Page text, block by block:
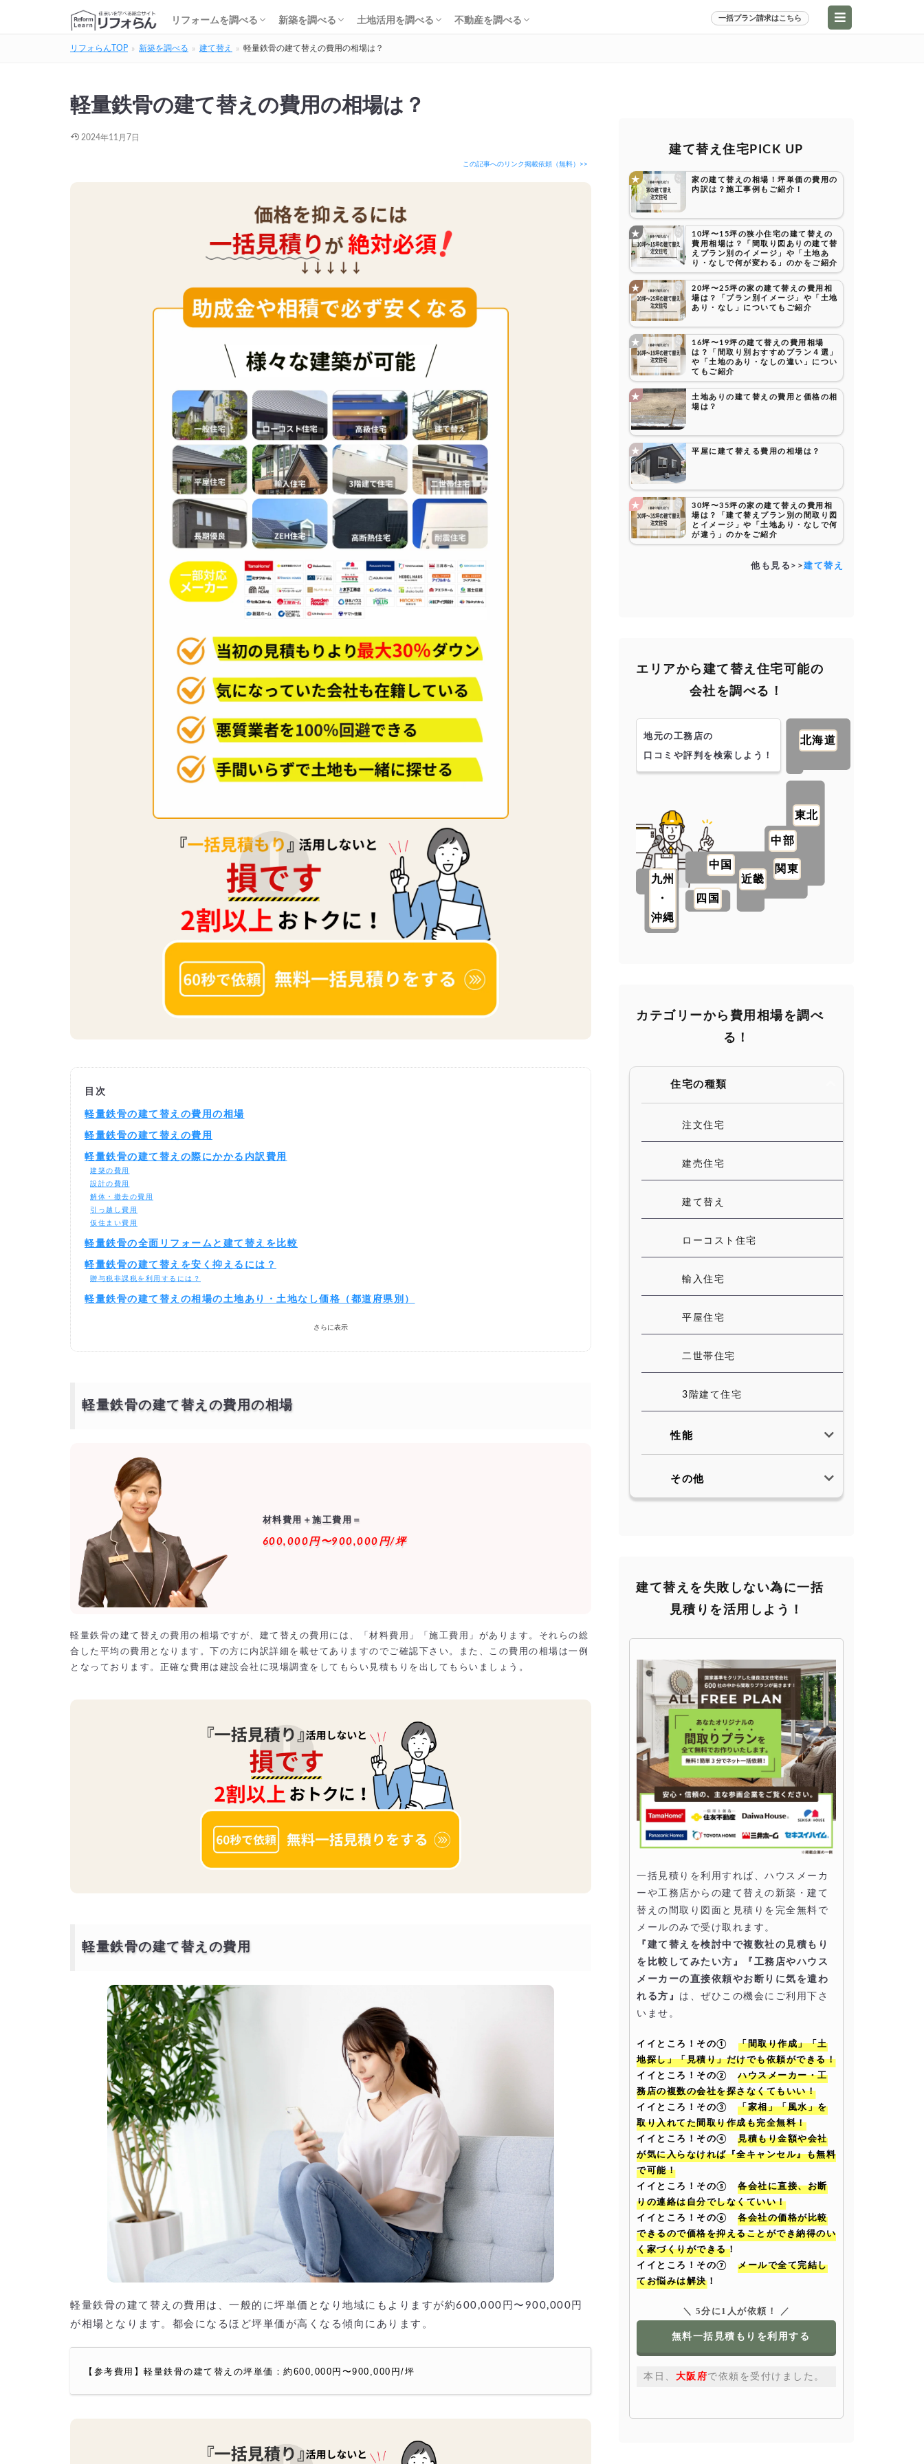
リフォームを調べる
基礎知識・費用を調べる
リフォーム会社を調べる
リフォームローンを調べる
保険・補助金を調べる
新築を調べる
基礎知識・費用を調べる
建築会社・工務店を調べる
家の解体を調べる
土地購入を調べる
住宅ローンを調べる
土地活用を調べる
基礎知識を調べる
土地活用会社を調べる
利回り・初期費用を調べる
不動産を調べる 一括プラン請求はこちら
リフォらんTOP 新築を調べる 建て替え 軽量鉄骨の建て替えの費用の相場は？
軽量鉄骨の建て替えの費用の相場は？
2024年11月7日
この記事へのリンク掲載依頼（無料）>>
目次
軽量鉄骨の建て替えの費用の相場
軽量鉄骨の建て替えの費用
軽量鉄骨の建て替えの際にかかる内訳費用
建築の費用
設計の費用
解体・撤去の費用
引っ越し費用
仮住まい費用
軽量鉄骨の全面リフォームと建て替えを比較
軽量鉄骨の建て替えを安く抑えるには？
贈与税非課税を利用するには？
軽量鉄骨の建て替えの相場の土地あり・土地なし価格（都道府県別）
さらに表示
軽量鉄骨の建て替えの費用の相場
材料費用＋施工費用＝
600,000円〜900,000円/坪
軽量鉄骨の建て替えの費用の相場ですが、建て替えの費用には、「材料費用」「施工費用」があります。それらの総
合した平均の費用となります。下の方に内訳詳細を載せてありますのでご確認下さい。また、この費用の相場は一例
となっております。正確な費用は建設会社に現場調査をしてもらい見積もりを出してもらいましょう。
軽量鉄骨の建て替えの費用
軽量鉄骨の建て替えの費用は、一般的に坪単価となり地域にもよりますが約600,000円〜900,000円
が相場となります。都会になるほど坪単価が高くなる傾向にあります。
【参考費用】軽量鉄骨の建て替えの坪単価：約600,000円〜900,000円/坪
建て替え住宅PICK UP
家の建て替えの相場！坪単価の費用の
内訳は？施工事例もご紹介！
10坪〜15坪の狭小住宅の建て替えの
費用相場は？「間取り図ありの建て替
えプラン別のイメージ」や「土地あ
り・なしで何が変わる」のかをご紹介
20坪〜25坪の家の建て替えの費用相
場は？「プラン別イメージ」や「土地
あり・なし」についてもご紹介
16坪〜19坪の建て替えの費用相場
は？「間取り別おすすめプラン４選」
や「土地のあり・なしの違い」につい
てもご紹介
土地ありの建て替えの費用と価格の相
場は？
平屋に建て替える費用の相場は？
30坪〜35坪の家の建て替えの費用相
場は？「建て替えプラン別の間取り図
とイメージ」や「土地あり・なしで何
が違う」のかをご紹介
他も見る>>建て替え
エリアから建て替え住宅可能の
会社を調べる！
北海道
東北
関東
中部
近畿
中国
四国
九州
・
沖縄
地元の工務店の
口コミや評判を検索しよう！
カテゴリーから費用相場を調べ
る！
住宅の種類
注文住宅
建売住宅
建て替え
ローコスト住宅
輸入住宅
平屋住宅
二世帯住宅
3階建て住宅
性能
その他
建て替えを失敗しない為に一括
見積りを活用しよう！
一括見積りを利用すれば、ハウスメーカ
ーや工務店からの建て替えの新築・建て
替えの間取り図面と見積りを完全無料で
メールのみで受け取れます。
『建て替えを検討中で複数社の見積もり
を比較してみたい方』『工務店やハウス
メーカーの直接依頼やお断りに気を遣わ
れる方』 は、ぜひこの機会にご利用下さ
いませ。
イイところ！その①
「間取り作成」「土
地探し」「見積り」だけでも依頼ができる！
イイところ！その②
ハウスメーカー・工
務店の複数の会社を探さなくてもいい！
イイところ！その③
「家相」「風水」を
取り入れてた間取り作成も完全無料！
イイところ！その④
見積もり金額や会社
が気に入らなければ『全キャンセル』も無料
で可能！
イイところ！その⑤
各会社に直接、お断
りの連絡は自分でしなくていい！
イイところ！その⑥
各会社の価格が比較
できるので価格を抑えることができ納得のい
く家づくりができる！
イイところ！その⑦
メールで全て完結し
てお悩みは解決！
＼ 5分に1人が依頼！ ／
無料一括見積もりを利用する
本日、 大阪府で依頼を受付けました。
基礎知識・費用を調べる
リフォーム会社を調べる
リフォームローンを調べる
保険・補助金を調べる 基礎知識・費用を調べる
建築会社・工務店を調べる
家の解体を調べる
土地購入を調べる
住宅ローンを調べる基礎知識を調べる
土地活用会社を調べる
利回り・初期費用を調べる不動産売却を調べる
不動産購入を調べる
不動産投資を調べる